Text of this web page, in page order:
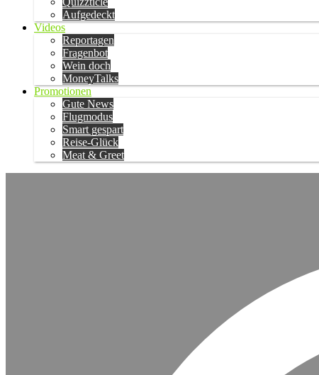
Aufgedeckt
Videos
Reportagen
Fragenbot
Wein doch
MoneyTalks
Promotionen
Gute News
Flugmodus
Smart gespart
Reise-Glück
Meat & Greet